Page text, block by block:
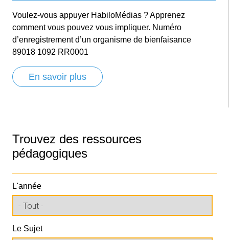
Voulez-vous appuyer HabiloMédias ? Apprenez
comment vous pouvez vous impliquer. Numéro
d’enregistrement d’un organisme de bienfaisance
89018 1092 RR0001
En savoir plus
Trouvez des ressources
pédagogiques
L'année
Le Sujet